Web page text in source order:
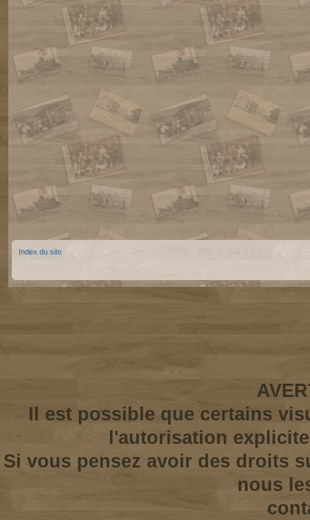
Index du site
Il est possible que certains
l'autorisation
Si vous pensez avoir des droits
nous